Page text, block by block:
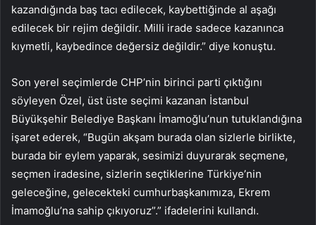
kazandığında baş tacı edilecek, kaybettiğinde al aşağı
edilecek bir rejim değildir. Milli irade sadece kazanınca
kıymetli, kaybedince değersiz değildir.” diye konuştu.
Son yerel seçimlerde CHP’nin birinci parti çıktığını
söyleyen Özel, üst üste seçimi kazanan İstanbul
Büyükşehir Belediye Başkanı İmamoğlu’nun tutuklandığına
işaret ederek, “Bugün akşam burada olan sizlerle birlikte,
burada bir eylem yaparak, sesimizi duyurarak seçmene,
seçmen iradesine, sizlerin seçtiklerine Türkiye’nin
geleceğine, gelecekteki cumhurbaşkanımıza, Ekrem
İmamoğlu’na sahip çıkıyoruz”.” ifadelerini kullandı.